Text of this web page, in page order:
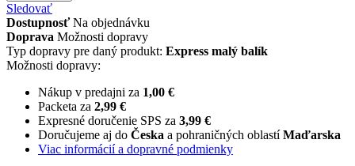
Sledovať
Dostupnosť Na objednávku
Doprava Možnosti dopravy
Typ dopravy pre daný produkt: Express malý balík
Možnosti dopravy:
Nákup v predajni za 1,00 €
Packeta za 2,99 €
Expresné doručenie SPS za 3,99 €
Doručujeme aj do Česka a pohraničných oblastíMaďarska
Viac informácií a dopravné podmienky